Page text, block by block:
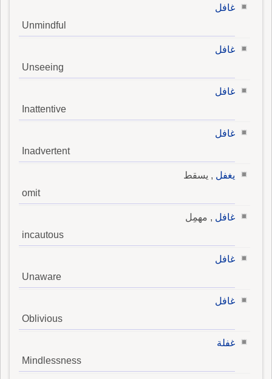
غافل
Unmindful
غافل
Unseeing
غافل
Inattentive
غافل
Inadvertent
يغفل , يسقط
omit
غافل , مهمِل
incautous
غافل
Unaware
غافل
Oblivious
غفلة
Mindlessness